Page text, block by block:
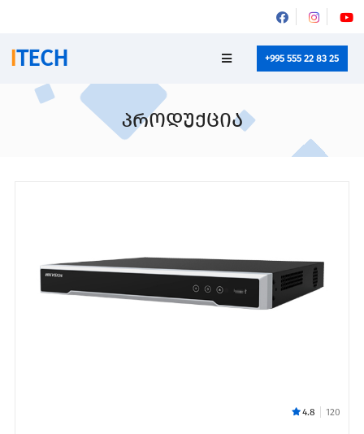
ITECH +995 555 22 83 25
პროდუქცია
4.8 120